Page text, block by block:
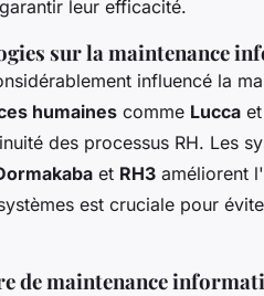
leur efficacité.
sur la maintenance
influencé la
humaines comme Lucca et
des processus RH. Les
et RH3 améliorent
est cruciale pour
de maintenance